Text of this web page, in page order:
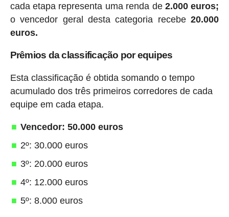
cada etapa representa uma renda de 2.000 euros;
o vencedor geral desta categoria recebe20.000
euros.
Prêmios da classificação por equipes
Esta classificação é obtida somando o tempo
acumulado dos três primeiros corredores de cada
equipe em cada etapa.
Vencedor: 50.000 euros
2º: 30.000 euros
3º: 20.000 euros
4º: 12.000 euros
5º: 8.000 euros